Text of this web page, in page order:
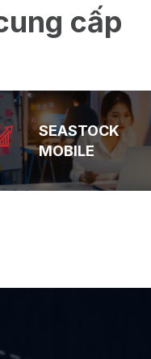
cấp
ASEAN
PRIVATE